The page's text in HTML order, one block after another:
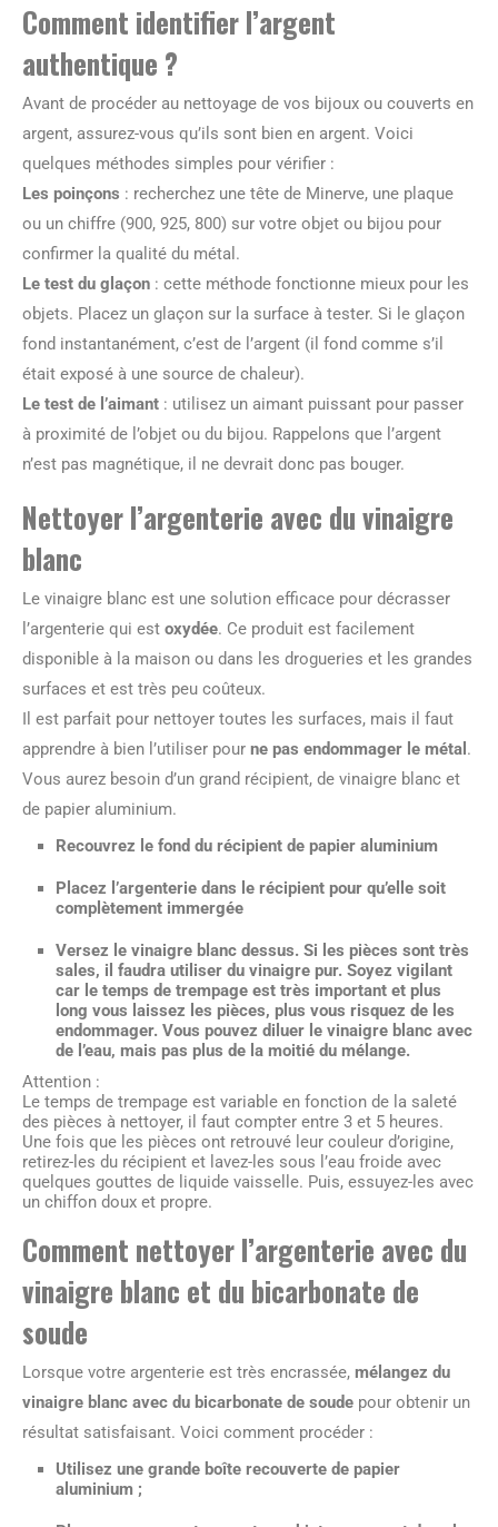
Comment identifier l’argent
authentique ?
Avant de procéder au nettoyage de vos bijoux ou couverts en
argent, assurez-vous qu’ils sont bien en argent. Voici
quelques méthodes simples pour vérifier :
Les poinçons : recherchez une tête de Minerve, une plaque
ou un chiffre (900, 925, 800) sur votre objet ou bijou pour
confirmer la qualité du métal.
Le test du glaçon : cette méthode fonctionne mieux pour les
objets. Placez un glaçon sur la surface à tester. Si le glaçon
fond instantanément, c’est de l’argent (il fond comme s’il
était exposé à une source de chaleur).
Le test de l’aimant : utilisez un aimant puissant pour passer
à proximité de l’objet ou du bijou. Rappelons que l’argent
n’est pas magnétique, il ne devrait donc pas bouger.
Nettoyer l’argenterie avec du vinaigre
blanc
Le vinaigre blanc est une solution efficace pour décrasser
l’argenterie qui est oxydée. Ce produit est facilement
disponible à la maison ou dans les drogueries et les grandes
surfaces et est très peu coûteux.
Il est parfait pour nettoyer toutes les surfaces, mais il faut
apprendre à bien l’utiliser pour ne pas endommager le métal .
Vous aurez besoin d’un grand récipient, de vinaigre blanc et
de papier aluminium.
Recouvrez le fond du récipient de papier aluminium
Placez l’argenterie dans le récipient pour qu’elle soit
complètement immergée
Versez le vinaigre blanc dessus. Si les pièces sont très
sales, il faudra utiliser du vinaigre pur. Soyez vigilant
car le temps de trempage est très important et plus
long vous laissez les pièces, plus vous risquez de les
endommager. Vous pouvez diluer le vinaigre blanc avec
de l’eau, mais pas plus de la moitié du mélange.
Attention :
Le temps de trempage est variable en fonction de la saleté
des pièces à nettoyer, il faut compter entre 3 et 5 heures.
Une fois que les pièces ont retrouvé leur couleur d’origine,
retirez-les du récipient et lavez-les sous l’eau froide avec
quelques gouttes de liquide vaisselle. Puis, essuyez-les avec
un chiffon doux et propre.
Comment nettoyer l’argenterie avec du
vinaigre blanc et du bicarbonate de
soude
Lorsque votre argenterie est très encrassée, mélangez du
vinaigre blanc avec du bicarbonate de soude pour obtenir un
résultat satisfaisant. Voici comment procéder :
Utilisez une grande boîte recouverte de papier
aluminium ;